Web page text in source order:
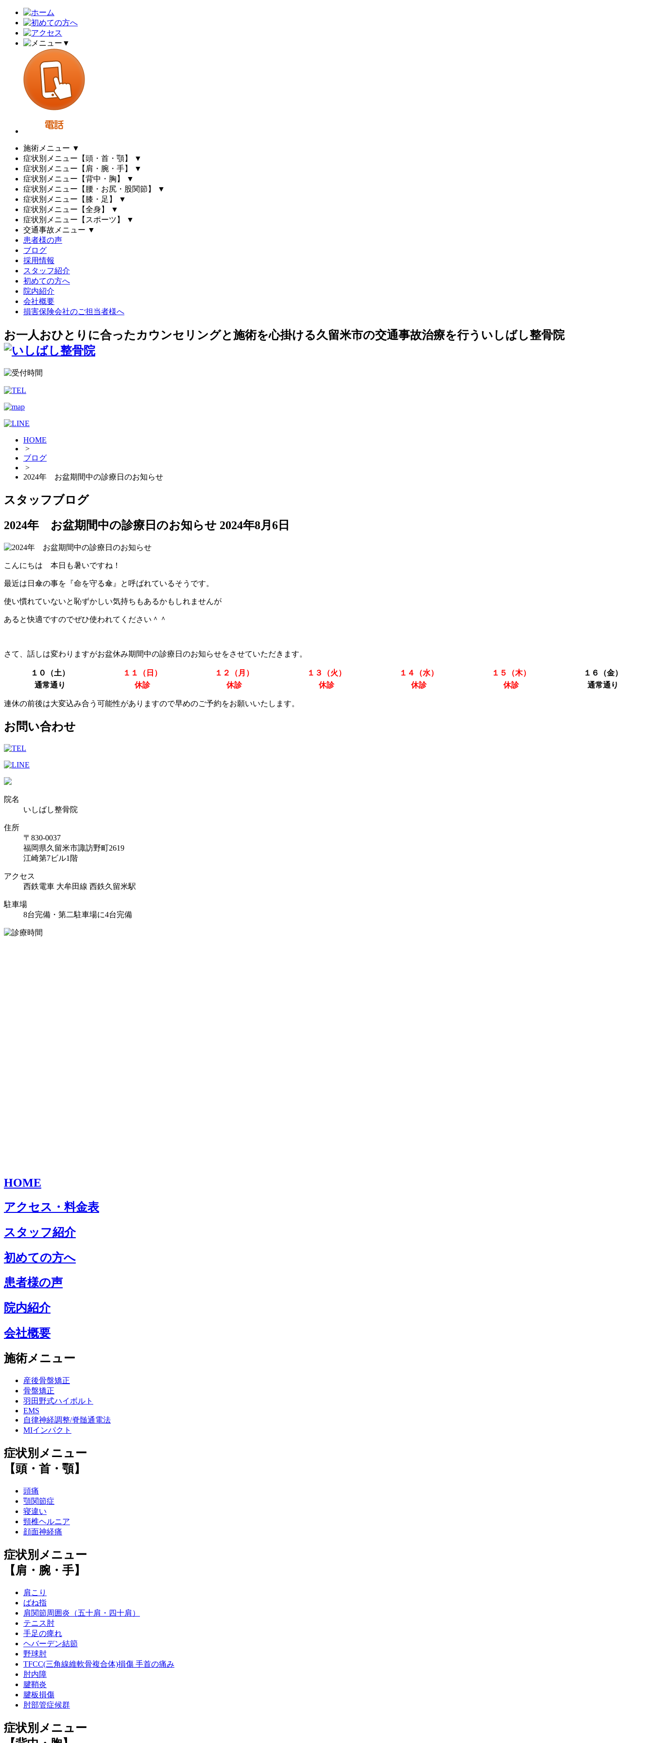
▼
施術メニュー ▼
症状別メニュー【頭・首・顎】
▼
症状別メニュー【肩・腕・手】
▼
症状別メニュー【背中・胸】
▼
症状別メニュー【腰・お尻・股関節】
▼
症状別メニュー【膝・足】
▼
症状別メニュー【全身】
▼
症状別メニュー【スポーツ】
▼
交通事故メニュー ▼
患者様の声
ブログ
採用情報
スタッフ紹介
初めての方へ
院内紹介
会社概要
損害保険会社のご担当者様へ
お一人おひとりに合ったカウンセリングと施術を心掛ける久留米市の交通事故治療を行ういしばし整骨院
HOME
>
ブログ
>
2024年 お盆期間中の診療日のお知らせ
スタッフブログ
2024年 お盆期間中の診療日のお知らせ 2024年8月6日
こんにちは 本日も暑いですね！
最近は日傘の事を『命を守る傘』と呼ばれているそうです。
使い慣れていないと恥ずかしい気持ちもあるかもしれませんが
あると快適ですのでぜひ使われてください＾＾
さて、話しは変わりますがお盆休み期間中の診療日のお知らせをさせていただきます。
１０（土） １１（日） １２（月） １３（火） １４（水） １５（木）
１６（金）
通常通り
休診 休診 休診 休診 休診 通常通り
連休の前後は大変込み合う可能性がありますので早めのご予約をお願いいたします。
お問い合わせ
院名
いしばし整骨院
住所
〒830-0037
福岡県久留米市諏訪野町2619
江崎第7ビル1階
アクセス
西鉄電車 大牟田線 西鉄久留米駅
駐車場
8台完備・第二駐車場に4台完備
HOME
アクセス・料金表
スタッフ紹介
初めての方へ
患者様の声
院内紹介
会社概要
施術メニュー
産後骨盤矯正
骨盤矯正
羽田野式ハイボルト
EMS
自律神経調整/脊髄通電法
MIインパクト
症状別メニュー
【頭・首・顎】
頭痛
顎関節症
寝違い
頸椎ヘルニア
顔面神経痛
症状別メニュー
【肩・腕・手】
肩こり
ばね指
肩関節周囲炎（五十肩・四十肩）
テニス肘
手足の痺れ
ヘバーデン結節
野球肘
TFCC(三角線維軟骨複合体)損傷 手首の痛み
肘内障
腱鞘炎
腱板損傷
肘部管症候群
症状別メニュー